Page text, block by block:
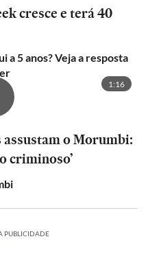
cresce e terá 40
a 5 anos? Veja a resposta
1:16
assustam o Morumbi:
criminoso’
PUBLICIDADE